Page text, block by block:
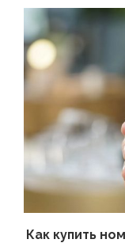
Как купить